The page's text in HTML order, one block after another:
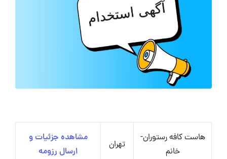
هاست کافه رستوران-
خانم
تهران
مشاهده جزئیات و
ارسال رزومه